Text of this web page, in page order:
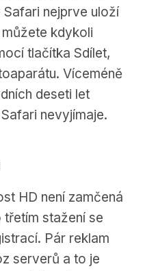
Safari nejprve uloží
kdykoli
tlačítka Sdílet,
Víceméně
deseti let
nevyjímaje.
HD není zamčená
stažení se
Pár reklam
serverů a to je